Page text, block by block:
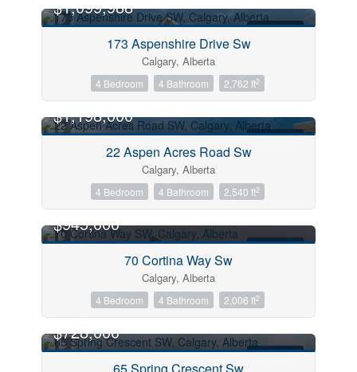
Condominium
Open House
Search
$1,099,988
173 Aspenshire Drive Sw
Calgary, Alberta
4 Bedroom 4 Bathroom 2,762 ft2
$1,198,000
22 Aspen Acres Road Sw
Calgary, Alberta
4 Bedroom 4 Bathroom 2,540 ft2
$945,000
70 Cortina Way Sw
Calgary, Alberta
4 Bedroom 4 Bathroom 2,006 ft2
$728,000